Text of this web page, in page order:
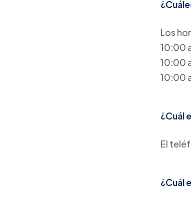
Los
10:00
10:00
10:00
¿Cuál
El
¿Cuál